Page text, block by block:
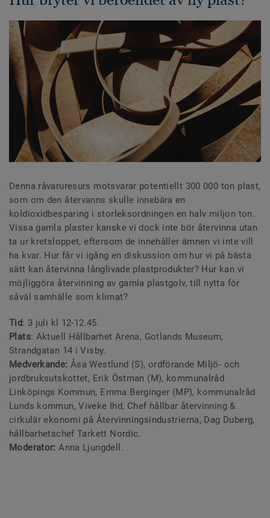
Denna råvaruresurs motsvarar potentiellt 300 000 ton plast,
som om den återvanns skulle innebära en
koldioxidbesparing i storleksordningen en halv miljon ton.
Vissa gamla plaster kanske vi dock inte bör återvinna utan
ta ur kretsloppet, eftersom de innehåller ämnen vi inte vill
ha kvar. Hur får vi igång en diskussion om hur vi på bästa
sätt kan återvinna långlivade plastprodukter? Hur kan vi
möjliggöra återvinning av gamla plastgolv, till nytta för
såväl samhälle som klimat?
Tid: 3 juli kl 12-12.45.
Plats: Aktuell Hållbarhet Arena, Gotlands Museum,
Strandgatan 14 i Visby.
Medverkande: Åsa Westlund (S), ordförande Miljö- och
jordbruksutskottet, Erik Östman (M), kommunalråd
Linköpings Kommun, Emma Berginger (MP), kommunalråd
Lunds kommun, Viveke Ihd, Chef hållbar återvinning &
cirkulär ekonomi på Återvinningsindustrierna, Dag Duberg,
hållbarhetschef Tarkett Nordic.
Moderator:Anna Ljungdell.